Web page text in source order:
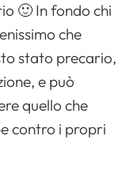
🙂 In fondo chi
che
stato precario,
e può
quello che
contro i propri